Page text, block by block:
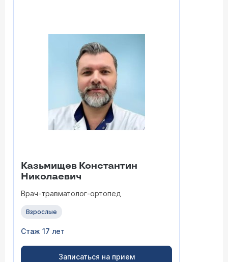
Казьмищев Константин
Николаевич
Врач-травматолог-ортопед
Взрослые
Стаж 17 лет
Записаться на прием